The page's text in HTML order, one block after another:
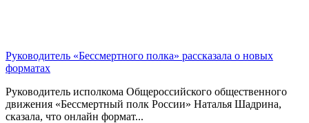
Руководитель «Бессмертного полка» рассказала о новых
форматах
Руководитель исполкома Общероссийского общественного
движения «Бессмертный полк России» Наталья Шадрина,
сказала, что онлайн формат...